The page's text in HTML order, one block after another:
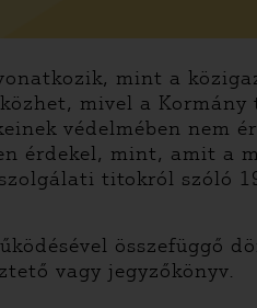
mint a
mivel a Kormány
védelmében nem
érdekel, mint, amit a
titokról szóló
összefüggő
vagy jegyzőkönyv.